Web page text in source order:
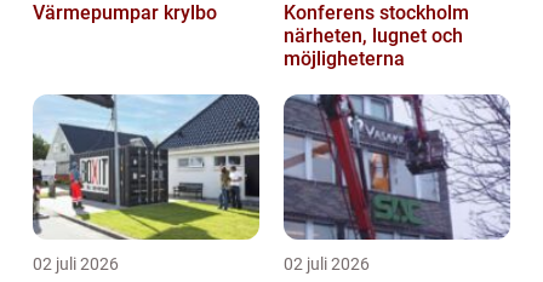
Värmepumpar krylbo
Konferens stockholm
närheten, lugnet och
möjligheterna
02 juli 2026 02 juli 2026